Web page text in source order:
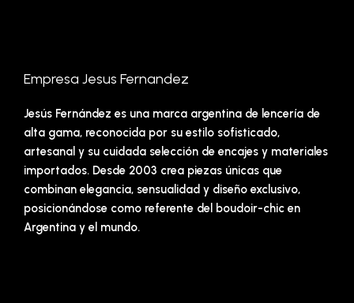
Empresa Jesus Fernandez
Jesús Fernández es una marca argentina de lencería de
alta gama, reconocida por su estilo sofisticado,
artesanal y su cuidada selección de encajes y materiales
importados. Desde 2003 crea piezas únicas que
combinan elegancia, sensualidad y diseño exclusivo,
posicionándose como referente del boudoir-chic en
Argentina y el mundo.